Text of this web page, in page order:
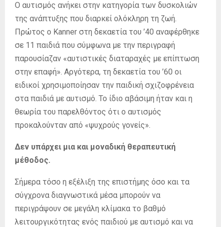
Ο αυτισμός ανήκει στην κατηγορία των δυσκολιών
της ανάπτυξης που διαρκεί ολόκληρη τη ζωή.
Πρώτος ο Kanner στη δεκαετία του ’40 αναφέρθηκε
σε 11 παιδιά που σύμφωνα με την περιγραφή
παρουσίαζαν «αυτιστικές διαταραχές με επίπτωση
στην επαφή». Αργότερα, τη δεκαετία του ’60 οι
ειδικοί χρησιμοποίησαν την παιδική σχιζοφρένεια
στα παιδιά με αυτισμό. Το ίδιο αβάσιμη ήταν και η
θεωρία του παρελθόντος ότι ο αυτισμός
προκαλούνταν από «ψυχρούς γονείς».
Δεν υπάρχει μια και μοναδική θεραπευτική
μέθοδος.
Σήμερα τόσο η εξέλιξη της επιστήμης όσο και τα
σύγχρονα διαγνωστικά μέσα μπορούν να
περιγράψουν σε μεγάλη κλίμακα το βαθμό
λειτουργικότητας ενός παιδιού με αυτισμό και να